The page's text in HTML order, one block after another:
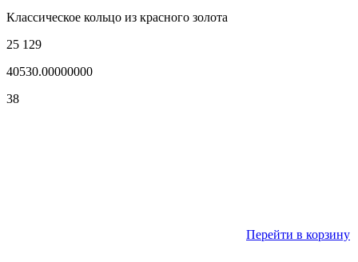
Классическое кольцо из красного золота
25 129
40530.00000000
38
Перейти в корзину